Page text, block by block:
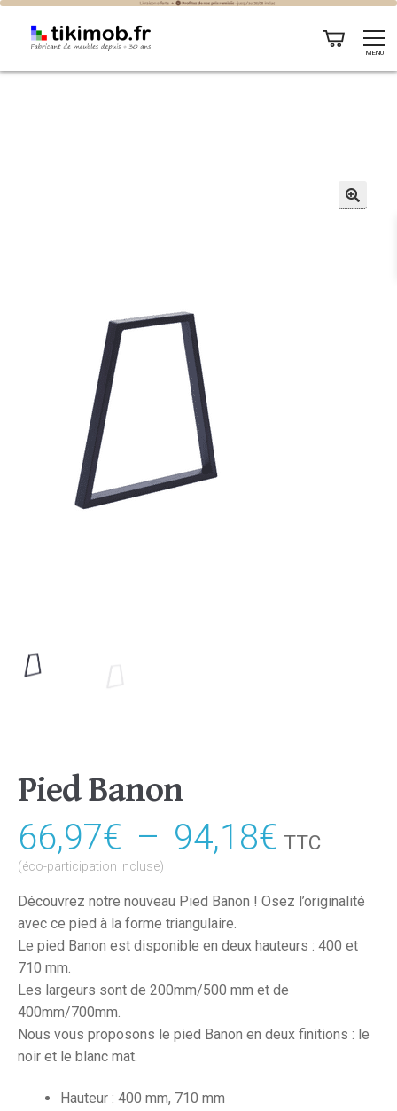
MENU
Pied Banon
66,97€ – 94,18€Plage
prix :
66,97€
à
TTC
(éco-participation incluse)
Découvrez notre nouveau Pied Banon ! Osez l’originalité
avec ce pied à la forme triangulaire.
Le pied Banon est disponible en deux hauteurs : 400 et
710 mm.
Les largeurs sont de 200mm/500 mm et de
400mm/700mm.
Nous vous proposons le pied Banon en deux finitions : le
noir et le blanc mat.
Hauteur : 400 mm, 710 mm